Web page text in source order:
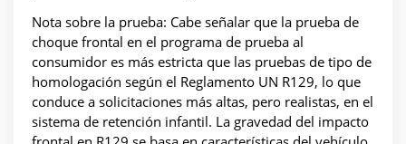
Nota sobre la prueba: Cabe señalar que la prueba de
choque frontal en el programa de prueba al
consumidor es más estricta que las pruebas de tipo de
homologación según el Reglamento UN R129, lo que
conduce a solicitaciones más altas, pero realistas, en el
sistema de retención infantil. La gravedad del impacto